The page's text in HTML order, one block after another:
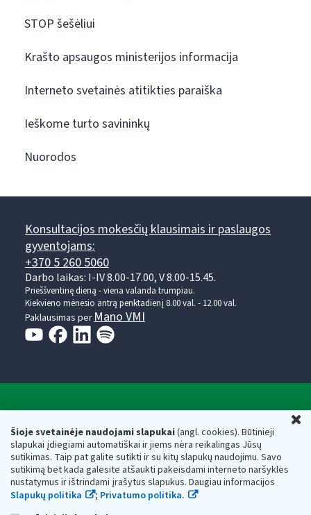
Šioje svetainėje naudojami slapukai(angl. cookies). Būtinieji
slapukai įdiegiami automatiškai ir jiems nėra reikalingas Jūsų
sutikimas. Taip pat galite sutikti ir su kitų slapukų naudojimu. Savo
sutikimą bet kada galėsite atšaukti pakeisdami interneto naršyklės
nustatymus ir ištrindami įrašytus slapukus. Daugiau informacijos
Slapukų politika
; Privatumo politika.
STOP šešėliui
Krašto apsaugos ministerijos informacija
Interneto svetainės atitikties paraiška
Ieškome turto savininkų
Nuorodos
Konsultacijos mokesčių klausimais ir paslaugos
gyventojams:
+370 5 260 5060
Darbo laikas: I-IV 8.00-17.00, V 8.00-15.45.
Prieššventinę dieną - viena valanda trumpiau.
Kiekvieno mėnesio antrą penktadienį 8.00 val. - 12.00 val.
Paklausimas per Mano VMI
Respublikos finansų ministerijos
Biudžetinė įstaiga. Juridinio asmens kodas — 188659752,
adresas: Vasario 16-osios g. 14, 01107 Vilnius, Lietuva, el.paštas:
vmi@vmi.lt, E. pristatymo dėžutės adresas 188659752
Duomenys apie Valstybinę mokesčių inspekciją prie Lietuvos
Respublikos finansų ministerijos kaupiami ir saugomi Juridinių